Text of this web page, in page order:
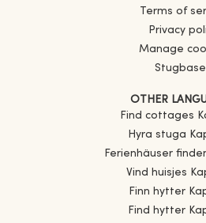
Terms of
Privacy
Manage
OTHER
Find cottages
Hyra stuga
Ferienhäuser
Vind huisjes
Finn hytter
Find hytter